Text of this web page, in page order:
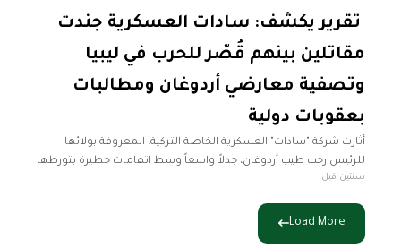
تقرير يكشف: سادات العسكرية جندت
مقاتلين بينهم قُصّر للحرب في ليبيا
وتصفية معارضي أردوغان ومطالبات
بعقوبات دولية
أثارت شركة "سادات" العسكرية الخاصة التركية، المعروفة بولائها
للرئيس رجب طيب أردوغان، جدلاً واسعاً وسط اتهامات خطيرة بتورطها
في نقل مقاتلين إلى ليبيا وتعزيز عدم الاستقرار في المنطقة. موقع
سنتين قبل
Load More